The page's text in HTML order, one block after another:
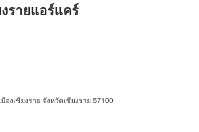
รายแอร์แคร์
งเชียงราย จังหวัดเชียงราย 57100